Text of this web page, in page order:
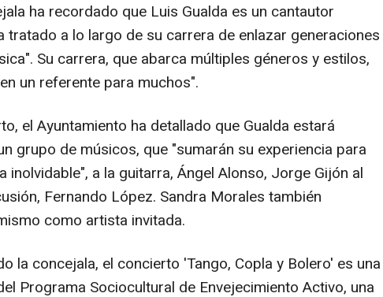
ha recordado que Luis Gualda es un cantautor
tratado a lo largo de su carrera de enlazar generaciones
Su carrera, que abarca múltiples géneros y estilos,
un referente para muchos".
el Ayuntamiento ha detallado que Gualda estará
grupo de músicos, que "sumarán su experiencia para
inolvidable", a la guitarra, Ángel Alonso, Jorge Gijón al
Fernando López. Sandra Morales también
como artista invitada.
la concejala, el concierto 'Tango, Copla y Bolero' es una
Programa Sociocultural de Envejecimiento Activo, una